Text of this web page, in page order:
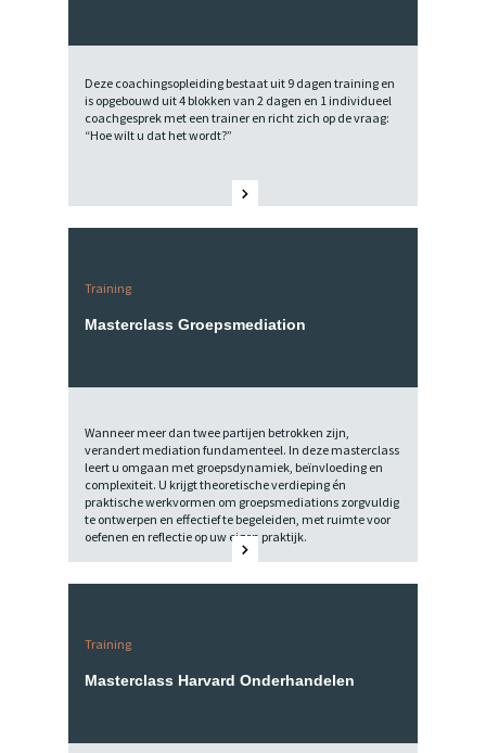
Deze coachingsopleiding bestaat uit 9 dagen training en
is opgebouwd uit 4 blokken van 2 dagen en 1 individueel
coachgesprek met een trainer en richt zich op de vraag:
“Hoe wilt u dat het wordt?”
Training
Masterclass Groepsmediation
Wanneer meer dan twee partijen betrokken zijn,
verandert mediation fundamenteel. In deze masterclass
leert u omgaan met groepsdynamiek, beïnvloeding en
complexiteit. U krijgt theoretische verdieping én
praktische werkvormen om groepsmediations zorgvuldig
te ontwerpen en effectief te begeleiden, met ruimte voor
oefenen en reflectie op uw eigen praktijk.
Training
Masterclass Harvard Onderhandelen